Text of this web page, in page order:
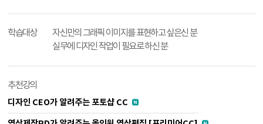
학습대상
자신만의 그래픽 이미지를 표현하고 싶은신 분
실무에 디자인 작업이 필요로 하신 분
추천강의
디자인 CEO가 알려주는 포토샵 CC